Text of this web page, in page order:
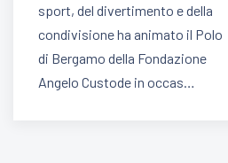
sport, del divertimento e della
condivisione ha animato il Polo
di Bergamo della Fondazione
Angelo Custode in occas…